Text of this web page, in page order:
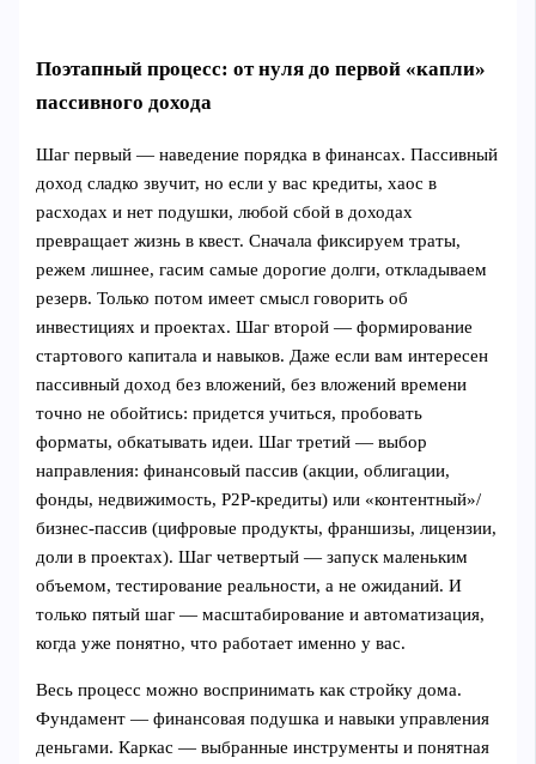
Поэтапный процесс: от нуля до первой «капли»
пассивного дохода
Шаг первый — наведение порядка в финансах. Пассивный
доход сладко звучит, но если у вас кредиты, хаос в
расходах и нет подушки, любой сбой в доходах
превращает жизнь в квест. Сначала фиксируем траты,
режем лишнее, гасим самые дорогие долги, откладываем
резерв. Только потом имеет смысл говорить об
инвестициях и проектах. Шаг второй — формирование
стартового капитала и навыков. Даже если вам интересен
пассивный доход без вложений, без вложений времени
точно не обойтись: придется учиться, пробовать
форматы, обкатывать идеи. Шаг третий — выбор
направления: финансовый пассив (акции, облигации,
фонды, недвижимость, P2P‑кредиты) или «контентный»/
бизнес-пассив (цифровые продукты, франшизы, лицензии,
доли в проектах). Шаг четвертый — запуск маленьким
объемом, тестирование реальности, а не ожиданий. И
только пятый шаг — масштабирование и автоматизация,
когда уже понятно, что работает именно у вас.
Весь процесс можно воспринимать как стройку дома.
Фундамент — финансовая подушка и навыки управления
деньгами. Каркас — выбранные инструменты и понятная